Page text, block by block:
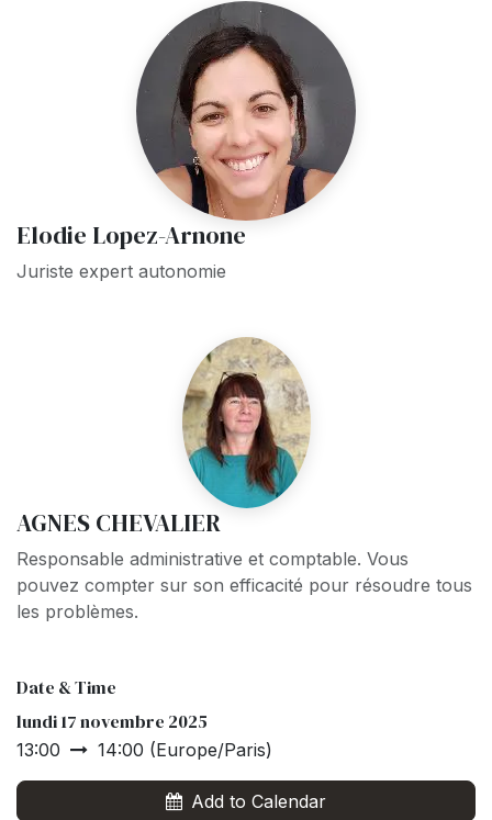
Elodie Lopez-Arnone
Juriste expert autonomie
AGNES CHEVALIER
Responsable administrative et comptable. Vous
pouvez compter sur son efficacité pour résoudre tous
les problèmes.
Date & Time
lundi 17 novembre 2025
13:00 14:00 (Europe/Paris)
Add to Calendar